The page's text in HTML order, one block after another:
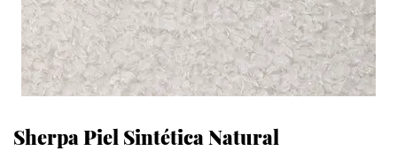
Sherpa Piel Sintética Natural